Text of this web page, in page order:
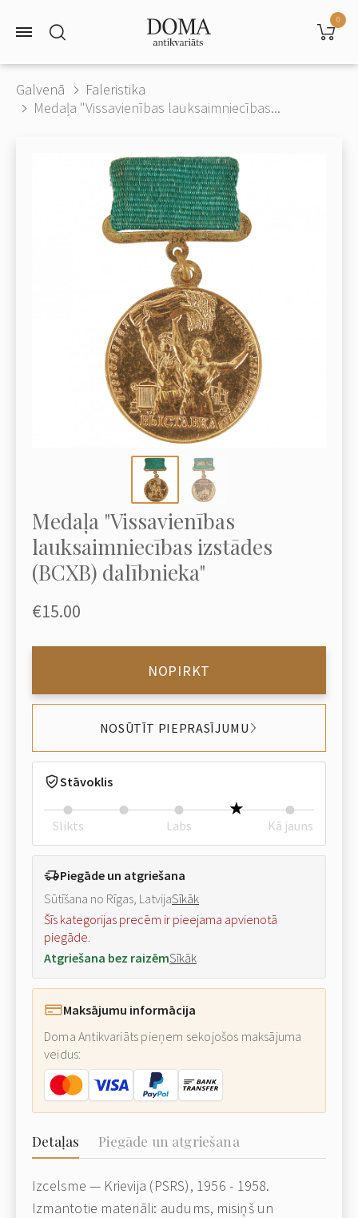
0
Galvenā
Faleristika
Medaļa "Vissavienības lauksaimniecības...
Medaļa "Vissavienības
lauksaimniecības izstādes
(ВСХВ) dalībnieka"
€15.00
NOPIRKT
NOSŪTĪT PIEPRASĪJUMU
Stāvoklis
Slikts Labs Kā jauns
Piegāde un atgriešana
Sūtīšana no Rīgas, LatvijaSīkāk
Šīs kategorijas precēm ir pieejama apvienotā
piegāde.
Atgriešana bez raizēmSīkāk
Maksājumu informācija
Doma Antikvariāts pieņem sekojošos maksājuma
veidus:
Detaļas Piegāde un atgriešana
Izcelsme — Krievija (PSRS), 1956 - 1958.
Izmantotie materiāli: audums, misiņš un